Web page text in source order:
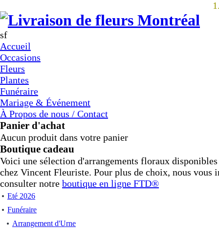
sf
Accueil
Occasions
Fleurs
Plantes
Funéraire
Mariage & Événement
À Propos de nous / Contact
Panier d'achat
Aucun produit dans votre panier
Boutique cadeau
Voici une sélection d'arrangements floraux
chez Vincent Fleuriste. Pour plus de choix, nous vous
consulter notre boutique en ligne FTD®
Eté 2026
Funéraire
Arrangement d'Urne